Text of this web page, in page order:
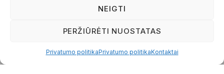
NEIGTI
PERŽIŪRĖTI NUOSTATAS
Privatumo politikaPrivatumo politikaKontaktai
Atsiliepimai
ES projektai